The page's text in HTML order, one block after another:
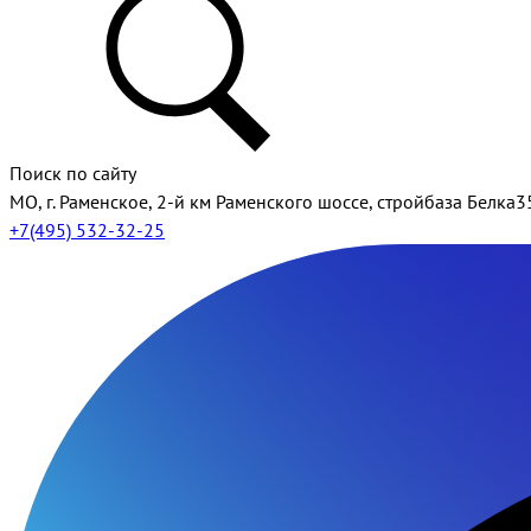
Поиск по сайту
МО, г. Раменское, 2-й км Раменского шоссе, стройбаза
+7(495) 532-32-25